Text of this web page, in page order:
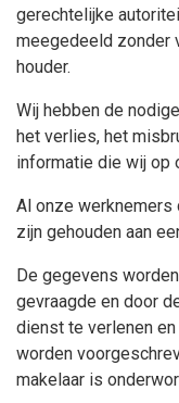
gerechtelijke
meegedeeld zonder
houder.
Wij hebben de
het verlies, het
informatie die wij op
Al onze werknemers
zijn gehouden aan
De gegevens
gevraagde en door
dienst te verlenen
worden
makelaar is